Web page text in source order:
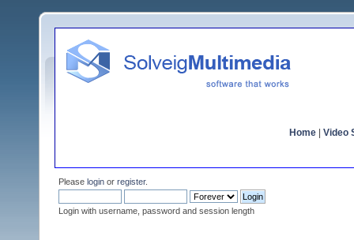
Home Video
Please login or register.
Login with username, password and session length